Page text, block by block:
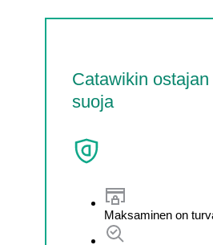
Catawikin ostajan
suoja
Maksaminen on